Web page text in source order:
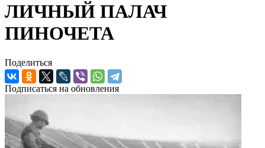
ЛИЧНЫЙ ПАЛАЧ
ПИНОЧЕТА
Поделиться
Подписаться на обновления